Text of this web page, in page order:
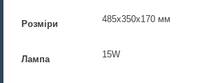
Розміри 485x350x170 мм
Лампа 15W